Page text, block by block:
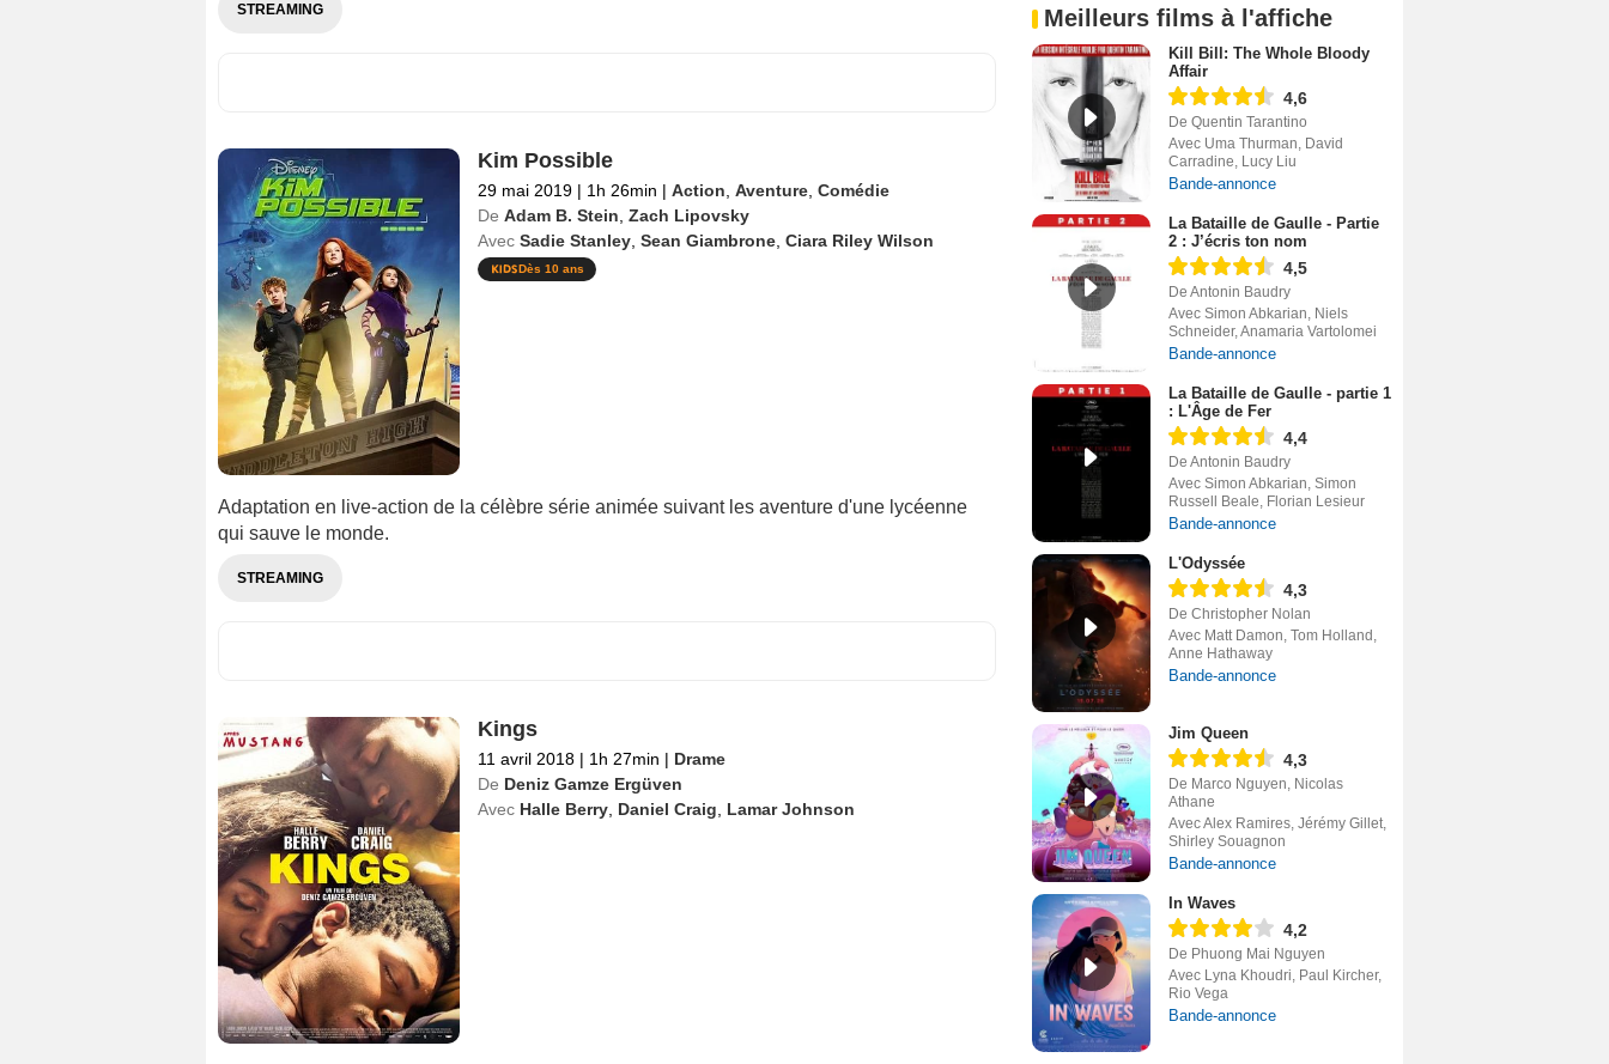
STREAMING
Kim Possible
29 mai 2019 | 1h 26min | Action Aventure, Comédie
De Adam B. Stein Zach Lipovsky
Avec Sadie Stanley, Sean Giambrone, Ciara Riley Wilson
Dès 10 ans
Adaptation en live-action de la célèbre série animée suivant les aventure d'une lycéenne
qui sauve le monde.
STREAMING
Kings
11 avril 2018 | 1h 27min | Drame
De Deniz Gamze Ergüven
Avec Halle Berry, Daniel Craig Lamar Johnson
Meilleurs films à l'affiche
Kill Bill: The Whole Bloody
Affair
4,6
De Quentin Tarantino
Avec Uma Thurman, David
Carradine, Lucy Liu
Bande-annonce
La Bataille de Gaulle - Partie
2 : J’écris ton nom
4,5
De Antonin Baudry
Avec Simon Abkarian, Niels
Schneider, Anamaria Vartolomei
Bande-annonce
La Bataille de Gaulle - partie 1
: L'Âge de Fer
4,4
De Antonin Baudry
Avec Simon Abkarian, Simon
Russell Beale, Florian Lesieur
Bande-annonce
L'Odyssée
4,3
De Christopher Nolan
Avec Matt Damon, Tom Holland,
Anne Hathaway
Bande-annonce
Jim Queen
4,3
De Marco Nguyen, Nicolas
Athane
Avec Alex Ramires, Jérémy Gillet,
Shirley Souagnon
Bande-annonce
In Waves
4,2
De Phuong Mai Nguyen
Avec Lyna Khoudri, Paul Kircher,
Rio Vega
Bande-annonce